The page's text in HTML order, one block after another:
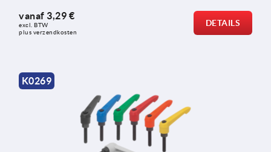
vanaf 3,29 €
excl. BTW
plus verzendkosten
DETAILS
K0269